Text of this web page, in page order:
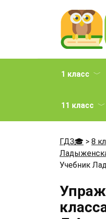
1 класс
11 класс
ГДЗ🎓 > 8
Учебник